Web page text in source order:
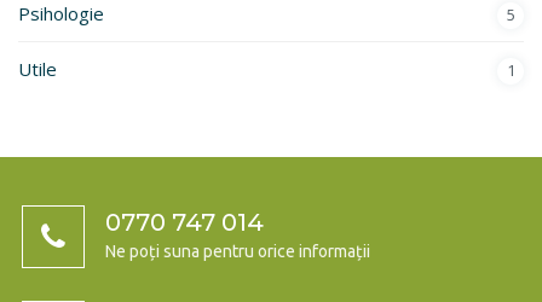
Psihologie 5
Utile 1
0770 747 014
Ne poți suna pentru orice informații